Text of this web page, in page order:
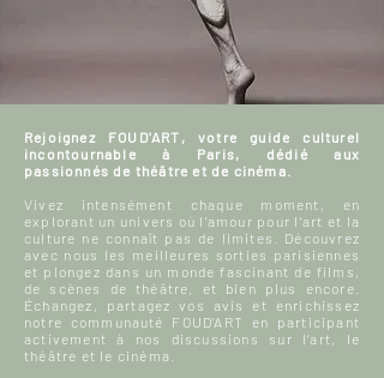
Rejoignez FOUD'ART, votre guide culturel
incontournable à Paris, dédié aux
passionnés de théâtre et de cinéma.
Vivez intensément chaque moment, en
explorant un univers où l'amour pour l'art et la
culture ne connaît pas de limites. Découvrez
avec nous les meilleures sorties parisiennes
et plongez dans un monde fascinant de films,
de scènes de théâtre, et bien plus encore.
Échangez, partagez vos avis et enrichissez
notre communauté FOUD'ART en participant
activement à nos discussions sur l’art, le
théâtre et le cinéma.